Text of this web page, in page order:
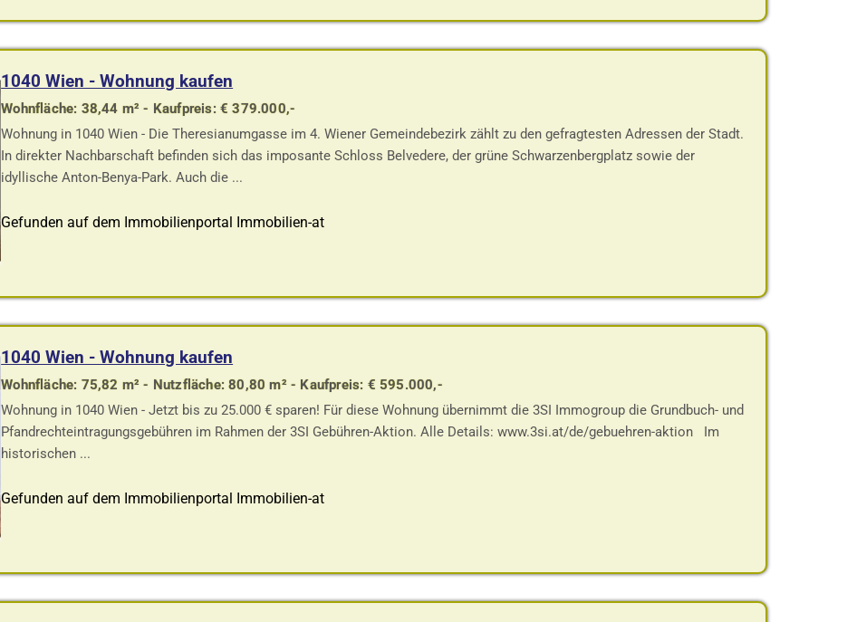
1040 Wien - Wohnung kaufen
Wohnfläche: 38,44 m² - Kaufpreis: € 379.000,-
Wohnung in 1040 Wien - Die Theresianumgasse im 4. Wiener Gemeindebezirk zählt zu den gefragtesten Adressen der Stadt.
In direkter Nachbarschaft befinden sich das imposante Schloss Belvedere, der grüne Schwarzenbergplatz sowie der
idyllische Anton-Benya-Park. Auch die ...
Gefunden auf dem Immobilienportal Immobilien-at
1040 Wien - Wohnung kaufen
Wohnfläche: 75,82 m² - Nutzfläche: 80,80 m² - Kaufpreis: € 595.000,-
Wohnung in 1040 Wien - Jetzt bis zu 25.000 € sparen! Für diese Wohnung übernimmt die 3SI Immogroup die Grundbuch- und
Pfandrechteintragungsgebühren im Rahmen der 3SI Gebühren-Aktion. Alle Details: www.3si.at/de/gebuehren-aktion Im
historischen ...
Gefunden auf dem Immobilienportal Immobilien-at